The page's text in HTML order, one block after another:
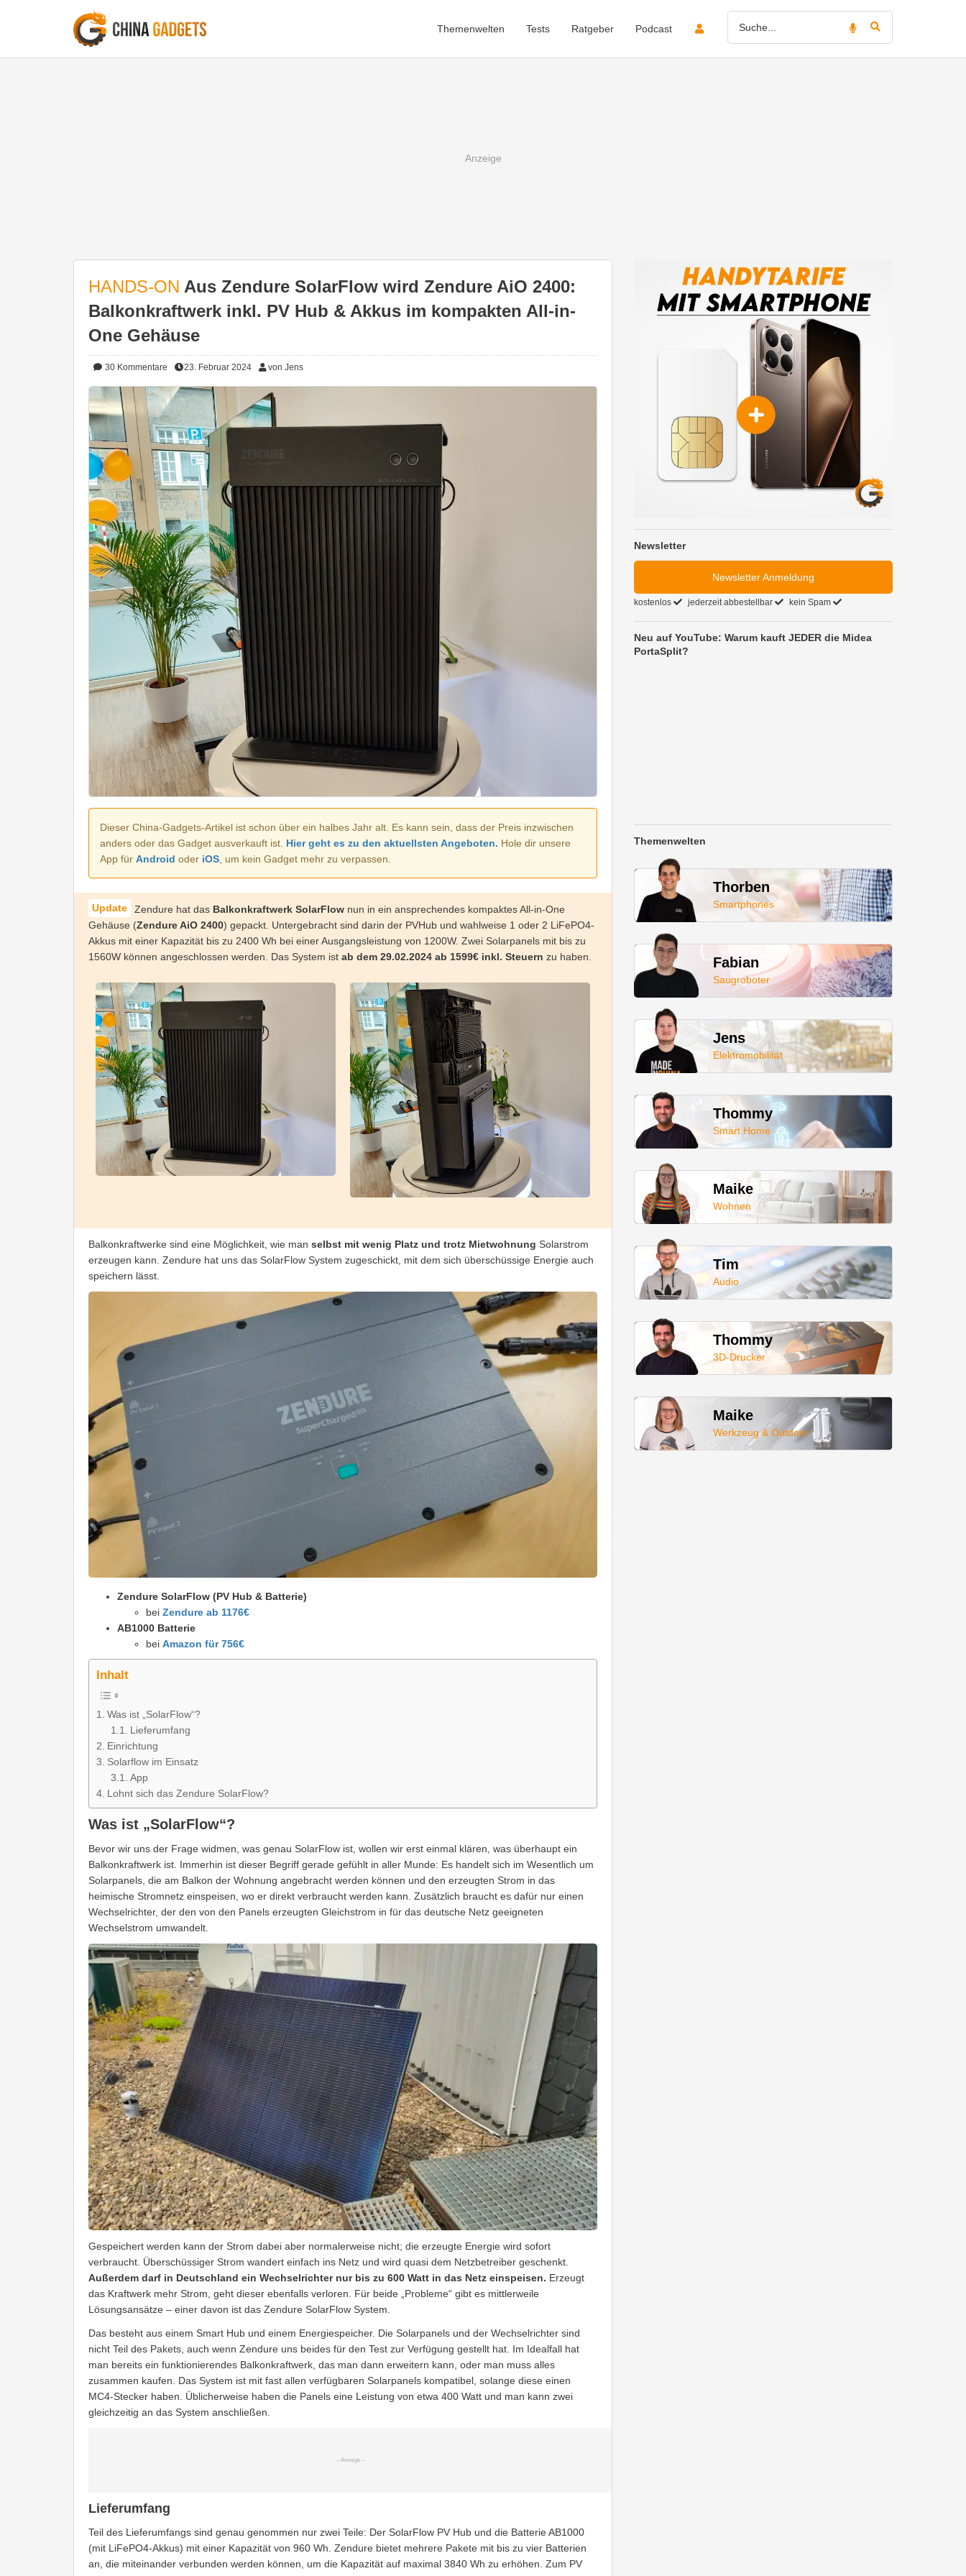
Themenwelten Tests Ratgeber Podcast
HANDS-ON Aus Zendure SolarFlow wird Zendure AiO 2400:
Balkonkraftwerk inkl. PV Hub & Akkus im kompakten All-in-
One Gehäuse
30 Kommentare 23. Februar 2024 von Jens
Dieser China-Gadgets-Artikel ist schon über ein halbes Jahr alt. Es kann sein, dass der Preis inzwischen
anders oder das Gadget ausverkauft ist. Hier geht es zu den aktuellsten Angeboten. Hole dir unsere
App für Android oder iOS , um kein Gadget mehr zu verpassen.
Zendure hat das Balkonkraftwerk SolarFlow nun in ein ansprechendes kompaktes All-in-One
Gehäuse (Zendure AiO 2400) gepackt. Untergebracht sind darin der PVHub und wahlweise 1 oder 2 LiFePO4-
Akkus mit einer Kapazität bis zu 2400 Wh bei einer Ausgangsleistung von 1200W. Zwei Solarpanels mit bis zu
1560W können angeschlossen werden. Das System ist ab dem 29.02.2024 ab 1599€ inkl. Steuern zu haben.
Balkonkraftwerke sind eine Möglichkeit, wie man selbst mit wenig Platz und trotz Mietwohnung Solarstrom
erzeugen kann. Zendure hat uns das SolarFlow System zugeschickt, mit dem sich überschüssige Energie auch
speichern lässt.
Zendure SolarFlow (PV Hub & Batterie)
bei Zendure ab 1176€
AB1000 Batterie
bei Amazon für 756€
Inhalt
Was ist „SolarFlow“?
Lieferumfang
Einrichtung
Solarflow im Einsatz
App
Lohnt sich das Zendure SolarFlow?
Was ist „SolarFlow“?
Bevor wir uns der Frage widmen, was genau SolarFlow ist, wollen wir erst einmal klären, was überhaupt ein
Balkonkraftwerk ist. Immerhin ist dieser Begriff gerade gefühlt in aller Munde: Es handelt sich im Wesentlich um
Solarpanels, die am Balkon der Wohnung angebracht werden können und den erzeugten Strom in das
heimische Stromnetz einspeisen, wo er direkt verbraucht werden kann. Zusätzlich braucht es dafür nur einen
Wechselrichter, der den von den Panels erzeugten Gleichstrom in für das deutsche Netz geeigneten
Wechselstrom umwandelt.
Gespeichert werden kann der Strom dabei aber normalerweise nicht; die erzeugte Energie wird sofort
verbraucht. Überschüssiger Strom wandert einfach ins Netz und wird quasi dem Netzbetreiber geschenkt.
Außerdem darf in Deutschland ein Wechselrichter nur bis zu 600 Watt in das Netz einspeisen. Erzeugt
das Kraftwerk mehr Strom, geht dieser ebenfalls verloren. Für beide „Probleme“ gibt es mittlerweile
Lösungsansätze – einer davon ist das Zendure SolarFlow System.
Das besteht aus einem Smart Hub und einem Energiespeicher. Die Solarpanels und der Wechselrichter sind
nicht Teil des Pakets, auch wenn Zendure uns beides für den Test zur Verfügung gestellt hat. Im Idealfall hat
man bereits ein funktionierendes Balkonkraftwerk, das man dann erweitern kann, oder man muss alles
zusammen kaufen. Das System ist mit fast allen verfügbaren Solarpanels kompatibel, solange diese einen
MC4-Stecker haben. Üblicherweise haben die Panels eine Leistung von etwa 400 Watt und man kann zwei
gleichzeitig an das System anschließen.
Lieferumfang
Teil des Lieferumfangs sind genau genommen nur zwei Teile: Der SolarFlow PV Hub und die Batterie AB1000
(mit LiFePO4-Akkus) mit einer Kapazität von 960 Wh. Zendure bietet mehrere Pakete mit bis zu vier Batterien
an, die miteinander verbunden werden können, um die Kapazität auf maximal 3840 Wh zu erhöhen. Zum PV
Newsletter
Newsletter Anmeldung
kostenlos jederzeit abbestellbar kein Spam
Neu auf YouTube: Warum kauft JEDER die Midea
PortaSplit?
Themenwelten
Thorben
Smartphones
Fabian
Saugroboter
Jens
Elektromobilität
Thommy
Smart Home
Maike
Wohnen
Tim
Audio
Thommy
3D-Drucker
Maike
Werkzeug & Outdoor